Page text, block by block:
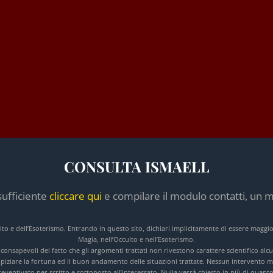
CONSULTA ISMAELL
cliccare qui e compilare il modulo contatti, un
e dell’Esoterismo. Entrando in questo sito, dichiari implicitamente di essere
Magia, nell’Occulto e nell’Esoterismo.
del fatto che gli argomenti trattati non rivestono carattere scientifico
la fortuna ed il buon andamento delle situazioni trattate. Nessun intervento